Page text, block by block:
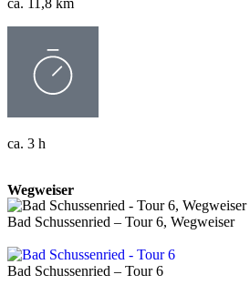
ca. 11,8 km
ca. 3 h
Wegweiser
Bad Schussenried – Tour 6, Wegweiser
Bad Schussenried – Tour 6